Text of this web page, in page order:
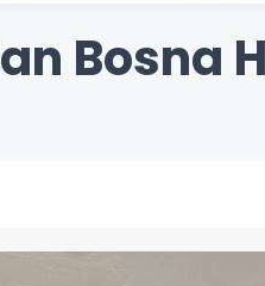
Bosna